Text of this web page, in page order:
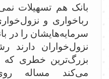
بانک هم تسهیلات
رباخواری و
سرمایه‌هایشان را در
نزول‌خواران
بزرگ‌ترین خطری که
می‌کند مساله